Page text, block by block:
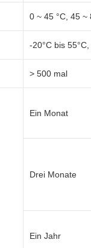
0 ~ 45 °C, 45 ~
-20°C bis
> 500 mal
Ein Monat
Drei Monate
Ein Jahr